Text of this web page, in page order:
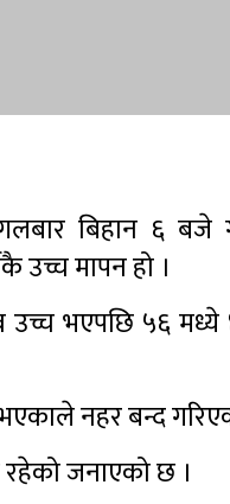
बिहान ६ बजे
उच्च मापन हो ।
उच्च भएपछि ५६
नहर बन्द
रहेको जनाएको छ ।